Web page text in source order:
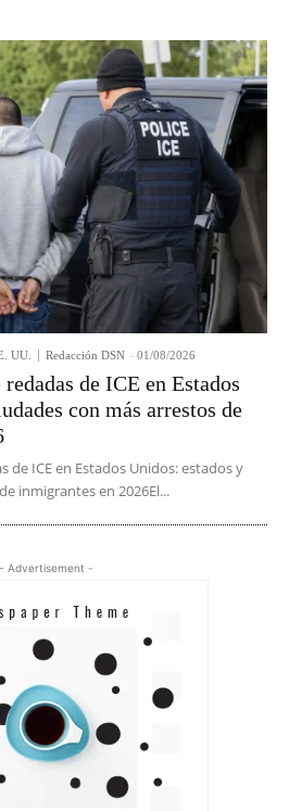
UU. Redacción DSN - 01/08/2026
de ICE en Estados
con más arrestos de
de ICE en Estados Unidos: estados y
inmigrantes en 2026El...
- Advertisement -